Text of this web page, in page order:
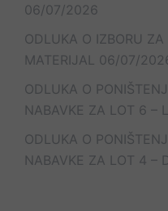
06/07/2026
ODLUKA O IZBORU
MATERIJAL 06/07/
ODLUKA O
NABAVKE ZA LOT 6 –
ODLUKA O
NABAVKE ZA LOT 4 –